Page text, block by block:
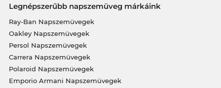
Legnépszerűbb napszemüveg márkáink
Ray-Ban Napszemüvegek
Oakley Napszemüvegek
Persol Napszemüvegek
Carrera Napszemüvegek
Polaroid Napszemüvegek
Emporio Armani Napszemüvegek